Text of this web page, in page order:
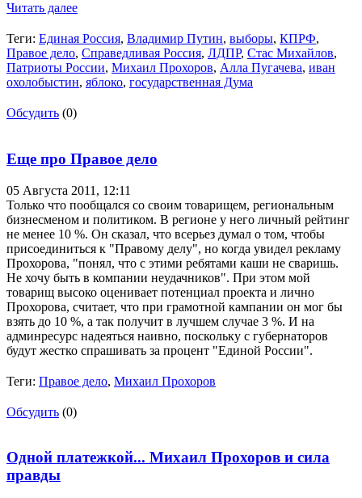
Читать далее
Теги: Единая Россия, Владимир Путин, выборы, КПРФ,
Правое дело, Справедливая Россия, ЛДПР, Стас Михайлов,
Патриоты России, Михаил Прохоров, Алла Пугачева, иван
охолобыстин, яблоко, государственная Дума
Обсудить (0)
Еще про Правое дело
05 Августа 2011, 12:11
Только что пообщался со своим товарищем, региональным
бизнесменом и политиком. В регионе у него личный рейтинг
не менее 10 %. Он сказал, что всерьез думал о том, чтобы
присоединиться к "Правому делу", но когда увидел рекламу
Прохорова, "понял, что с этими ребятами каши не сваришь.
Не хочу быть в компании неудачников". При этом мой
товарищ высоко оценивает потенциал проекта и лично
Прохорова, считает, что при грамотной кампании он мог бы
взять до 10 %, а так получит в лучшем случае 3 %. И на
админресурс надеяться наивно, поскольку с губернаторов
будут жестко спрашивать за процент "Единой России".
Теги: Правое дело, Михаил Прохоров
Обсудить (0)
Одной платежкой... Михаил Прохоров и сила
правды